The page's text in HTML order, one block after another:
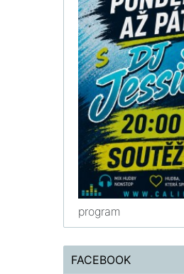
program
FACEBOOK